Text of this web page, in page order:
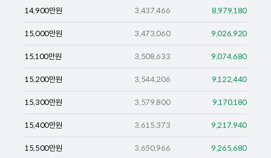
14,900만원 3,437,466 8,979,180
15,000만원 3,473,060 9,026,920
15,100만원 3,508,633 9,074,680
15,200만원 3,544,206 9,122,440
15,300만원 3,579,800 9,170,180
15,400만원 3,615,373 9,217,940
15,500만원 3,650,966 9,265,680